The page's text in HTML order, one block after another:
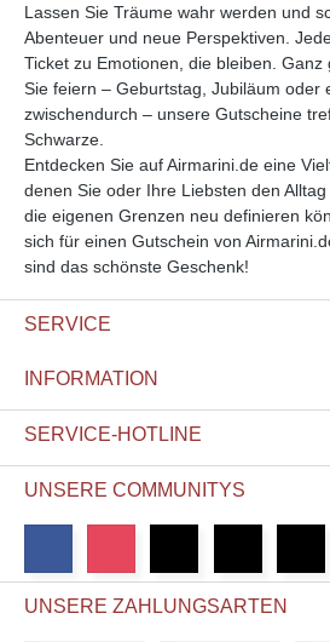
Lassen Sie Träume wahr werden und
Abenteuer und neue Perspektiven.
Ticket zu Emotionen, die bleiben. Ganz
Sie feiern – Geburtstag, Jubiläum oder
zwischendurch – unsere Gutscheine
Schwarze.
Entdecken Sie auf Airmarini.de eine
denen Sie oder Ihre Liebsten den
die eigenen Grenzen neu definieren
sich für einen Gutschein von
sind das schönste Geschenk!
SERVICE
INFORMATION
SERVICE-HOTLINE
UNSERE COMMUNITYS
UNSERE ZAHLUNGSARTEN